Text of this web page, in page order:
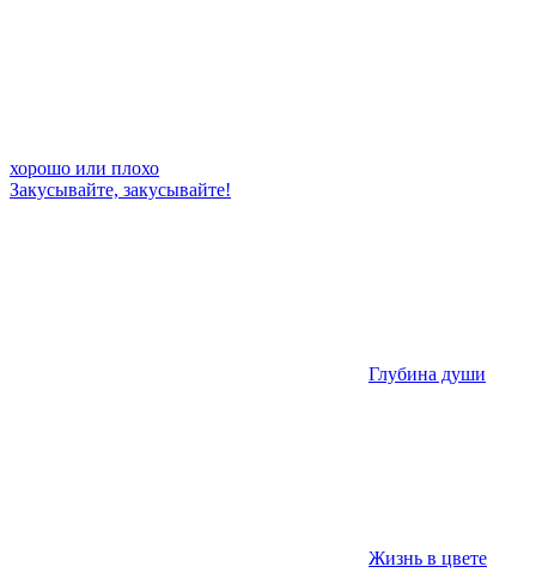
хорошо или плохо
Закусывайте, закусывайте!
Глубина души
Жизнь в цвете